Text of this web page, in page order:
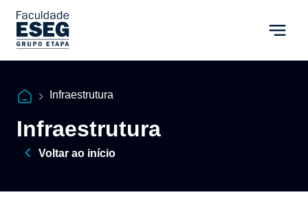
Infraestrutura
Infraestrutura
Voltar ao início